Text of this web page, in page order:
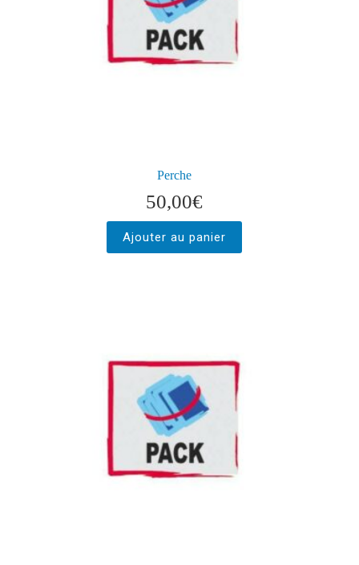
Perche
50,00€
Ajouter au panier